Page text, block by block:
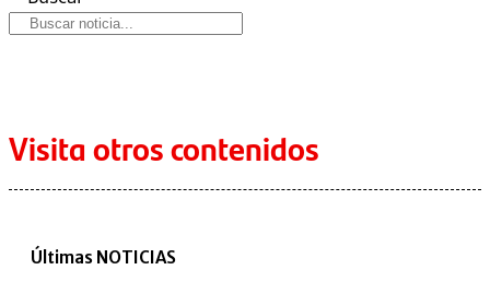
Visita otros contenidos
Últimas NOTICIAS